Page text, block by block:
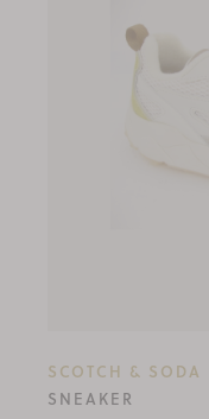
SCOTCH & SODA
SNEAKER